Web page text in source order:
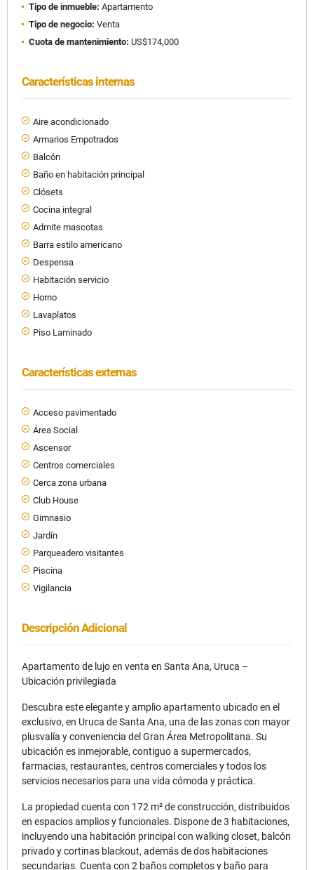
Tipo de inmueble: Apartamento
Tipo de negocio: Venta
Cuota de mantenimiento: US$174,000
Características internas
Aire acondicionado
Armarios Empotrados
Balcón
Baño en habitación principal
Clósets
Cocina integral
Admite mascotas
Barra estilo americano
Despensa
Habitación servicio
Horno
Lavaplatos
Piso Laminado
Características externas
Acceso pavimentado
Área Social
Ascensor
Centros comerciales
Cerca zona urbana
Club House
Gimnasio
Jardín
Parqueadero visitantes
Piscina
Vigilancia
Descripción Adicional
Apartamento de lujo en venta en Santa Ana, Uruca –
Ubicación privilegiada
Descubra este elegante y amplio apartamento ubicado en el
exclusivo, en Uruca de Santa Ana, una de las zonas con mayor
plusvalía y conveniencia del Gran Área Metropolitana. Su
ubicación es inmejorable, contiguo a supermercados,
farmacias, restaurantes, centros comerciales y todos los
servicios necesarios para una vida cómoda y práctica.
La propiedad cuenta con 172 m² de construcción, distribuidos
en espacios amplios y funcionales. Dispone de 3 habitaciones,
incluyendo una habitación principal con walking closet, balcón
privado y cortinas blackout, además de dos habitaciones
secundarias. Cuenta con 2 baños completos y baño para